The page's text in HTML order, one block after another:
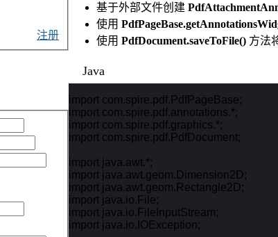
基于外部文件创建
使用
使用 PdfDocument.saveToFile() 方法
Java
import com.spire.pdf.PdfPageBase;
import com.spire.pdf.annotations.*;
import com.spire.pdf.graphics.*;
import com.spire.pdf.PdfDocument;
import java.awt.*;
import java.awt.geom.Dimension2D;
import java.awt.geom.Rectangle2D;
import java.io.File;
import java.io.FileInputStream;
import java.io.IOException;
注册